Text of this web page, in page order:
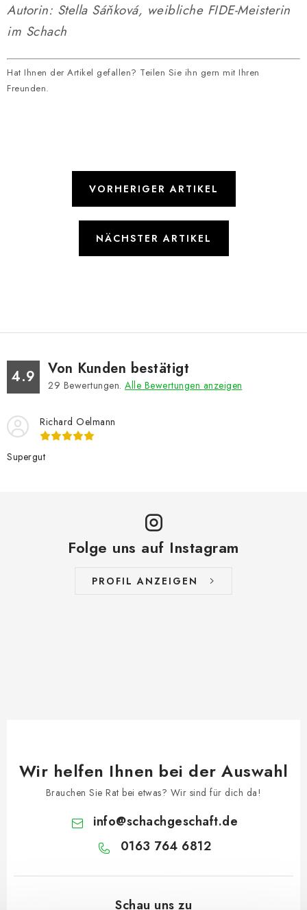
Autorin: Stella Sáňková, weibliche FIDE-Meisterin
im Schach
Hat Ihnen der Artikel gefallen? Teilen Sie ihn gern mit Ihren
Freunden.
VORHERIGER ARTIKEL
NÄCHSTER ARTIKEL
4.9 Von Kunden bestätigt
29 Bewertungen. Alle Bewertungen anzeigen
Richard Oelmann
Supergut
Folge uns auf Instagram
PROFIL ANZEIGEN
Wir helfen Ihnen bei der Auswahl
Brauchen Sie Rat bei etwas? Wir sind für dich da!
info@schachgeschaft.de
0163 764 6812